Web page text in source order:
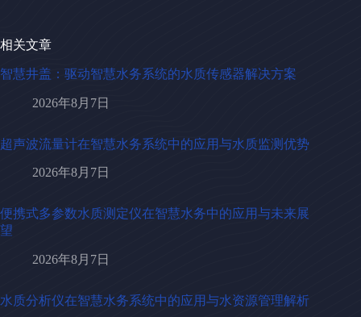
相关文章
智慧井盖：驱动智慧水务系统的水质传感器解决方案
2026年8月7日
超声波流量计在智慧水务系统中的应用与水质监测优势
2026年8月7日
便携式多参数水质测定仪在智慧水务中的应用与未来展
望
2026年8月7日
水质分析仪在智慧水务系统中的应用与水资源管理解析